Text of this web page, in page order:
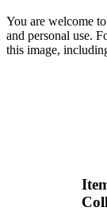
You are welcome
and personal use.
this image,